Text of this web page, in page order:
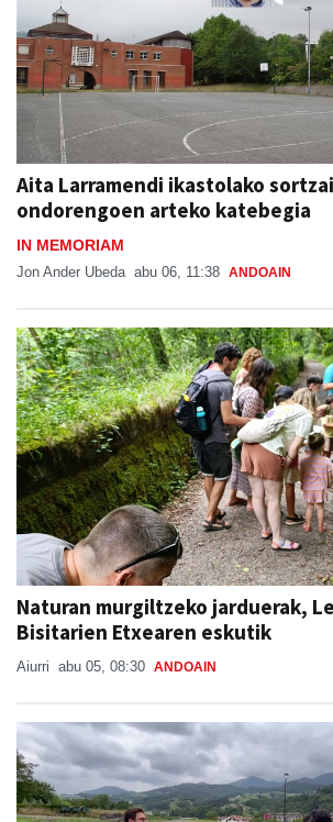
Aita Larramendi ikastolako
ondorengoen arteko katebegia
IN MEMORIAM
Jon Ander Ubeda abu 06, 11:38 ANDOAIN
Naturan murgiltzeko jarduerak,
Bisitarien Etxearen eskutik
Aiurri abu 05, 08:30 ANDOAIN